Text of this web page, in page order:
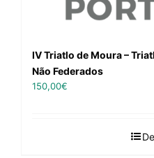
IV Triatlo de Moura –
Não Federados
150,00€